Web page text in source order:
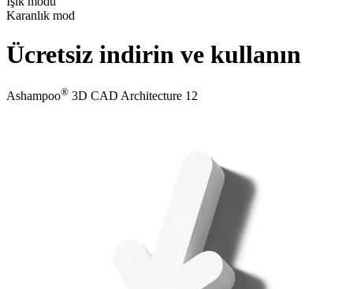
Karanlık mod
Ücretsiz indirin ve kullanın
Ashampoo® 3D CAD Architecture 12